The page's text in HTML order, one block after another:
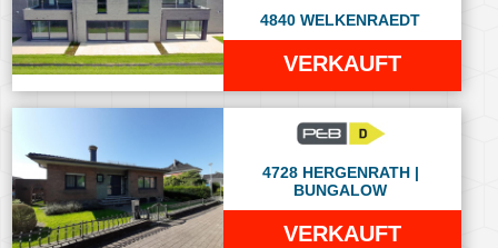
4840 WELKENRAEDT
VERKAUFT
4728 HERGENRATH |
BUNGALOW
VERKAUFT